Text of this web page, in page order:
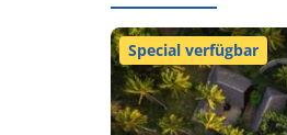
Special verfügbar